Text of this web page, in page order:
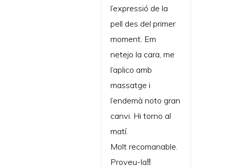
l’expressió de la
pell des del primer
moment. Em
netejo la cara, me
l’aplico amb
massatge i
l’endemà noto gran
canvi. Hi torno al
matí.
Molt recomanable.
Proveu-la‼️